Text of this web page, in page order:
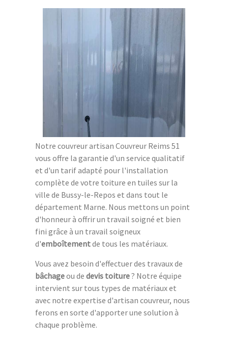
Notre couvreur artisan Couvreur Reims 51
vous offre la garantie d'un service qualitatif
et d'un tarif adapté pour l'installation
complète de votre toiture en tuiles sur la
ville de Bussy-le-Repos et dans tout le
département Marne. Nous mettons un point
d'honneur à offrir un travail soigné et bien
fini grâce à un travail soigneux
d'emboîtementde tous les matériaux.
Vous avez besoin d'effectuer des travaux de
bâchageou de devis toiture? Notre équipe
intervient sur tous types de matériaux et
avec notre expertise d'artisan couvreur, nous
ferons en sorte d'apporter une solution à
chaque problème.